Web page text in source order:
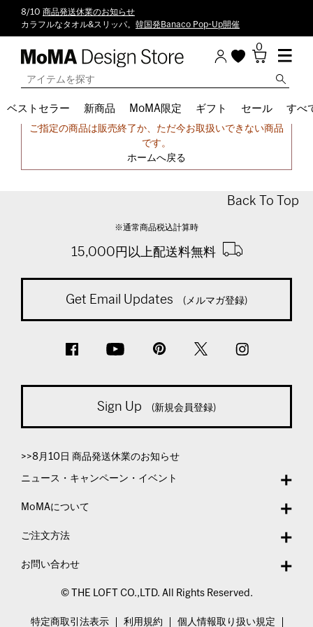
8/10 商品発送休業のお知らせ
カラフルなタオル&スリッパ。 韓国発Banaco Pop-Up開催
0
ベストセラー 新商品 MoMA限定 ギフト セール すべ
申し訳ございません。
ご指定の商品は販売終了か、ただ今お取扱いできない商品
です。
ホームへ戻る
Back To Top
※通常商品税込計算時
15,000円以上配送料無料
Get Email Updates (メルマガ登録)
Sign Up (新規会員登録)
>>8月10日 商品発送休業のお知らせ
ニュース・キャンペーン・イベント
MoMAについて
ご注文方法
お問い合わせ
© THE LOFT CO.,LTD. All Rights Reserved.
特定商取引法表示 利用規約 個人情報取り扱い規定